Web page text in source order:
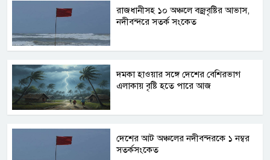
রাজধানীসহ ১০ অঞ্চলে বজ্রবৃষ্টির আভাস,
নদীবন্দরে সতর্ক সংকেত
দমকা হাওয়ার সঙ্গে দেশের বেশিরভাগ
এলাকায় বৃষ্টি হতে পারে আজ
দেশের আট অঞ্চলের নদীবন্দরকে ১ নম্বর
সতর্কসংকেত